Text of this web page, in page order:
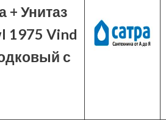
+ Унитаз
1975 Vind
с